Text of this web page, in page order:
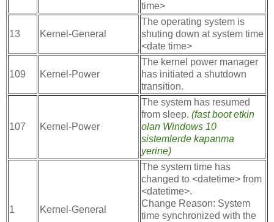
time>
13 Kernel-General
The operating system is
shuting down at system time
<date time>
109 Kernel-Power
The kernel power manager
has initiated a shutdown
transition.
107 Kernel-Power
The system has resumed
from sleep. (fast boot etkin
olan Windows 10
sistemlerde kapanma
yerine)
1 Kernel-General
The system time has
changed to <datetime> from
<datetime>.
Change Reason: System
time synchronized with the